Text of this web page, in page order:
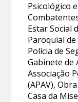
Psicológico
Estar Social
Paroquial de
Polícia de
Gabinete de
Associação
(APAV),
Casa da